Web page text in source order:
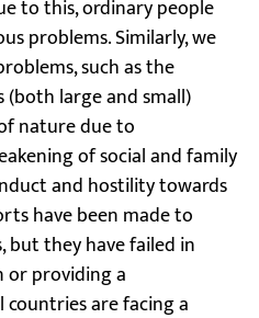
to this, ordinary people
problems. Similarly, we
such as the
large and small)
nature due to
of social and family
and hostility towards
have been made to
but they have failed in
providing a
are facing a